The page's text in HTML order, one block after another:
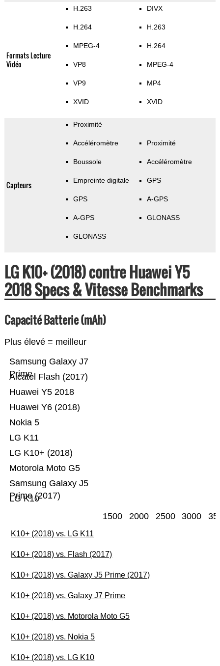
Formats Lecture
Vidéo
H.263
H.264
MPEG-4
VP8
VP9
XVID
DIVX
H.263
H.264
MPEG-4
MP4
XVID
Capteurs
Proximité
Accéléromètre
Boussole
Empreinte digitale
GPS
A-GPS
GLONASS
Proximité
Accéléromètre
GPS
A-GPS
GLONASS
LG K10+ (2018) contre Huawei Y5
2018 Specs & Vitesse Benchmarks
Capacité Batterie (mAh)
Plus élevé = meilleur
LG K10
Samsung Galaxy J5
Prime (2017)
Motorola Moto G5
LG K10+ (2018)
LG K11
Nokia 5
Huawei Y6 (2018)
Huawei Y5 2018
Alcatel Flash (2017)
Samsung Galaxy J7
Prime
1500 2000 2500 3000
K10+ (2018) vs. LG K11
K10+ (2018) vs. Flash (2017)
K10+ (2018) vs. Galaxy J5 Prime (2017)
K10+ (2018) vs. Galaxy J7 Prime
K10+ (2018) vs. Motorola Moto G5
K10+ (2018) vs. Nokia 5
K10+ (2018) vs. LG K10